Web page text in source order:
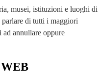
musei, istituzioni e luoghi di
di tutti i maggiori
ad annullare oppure